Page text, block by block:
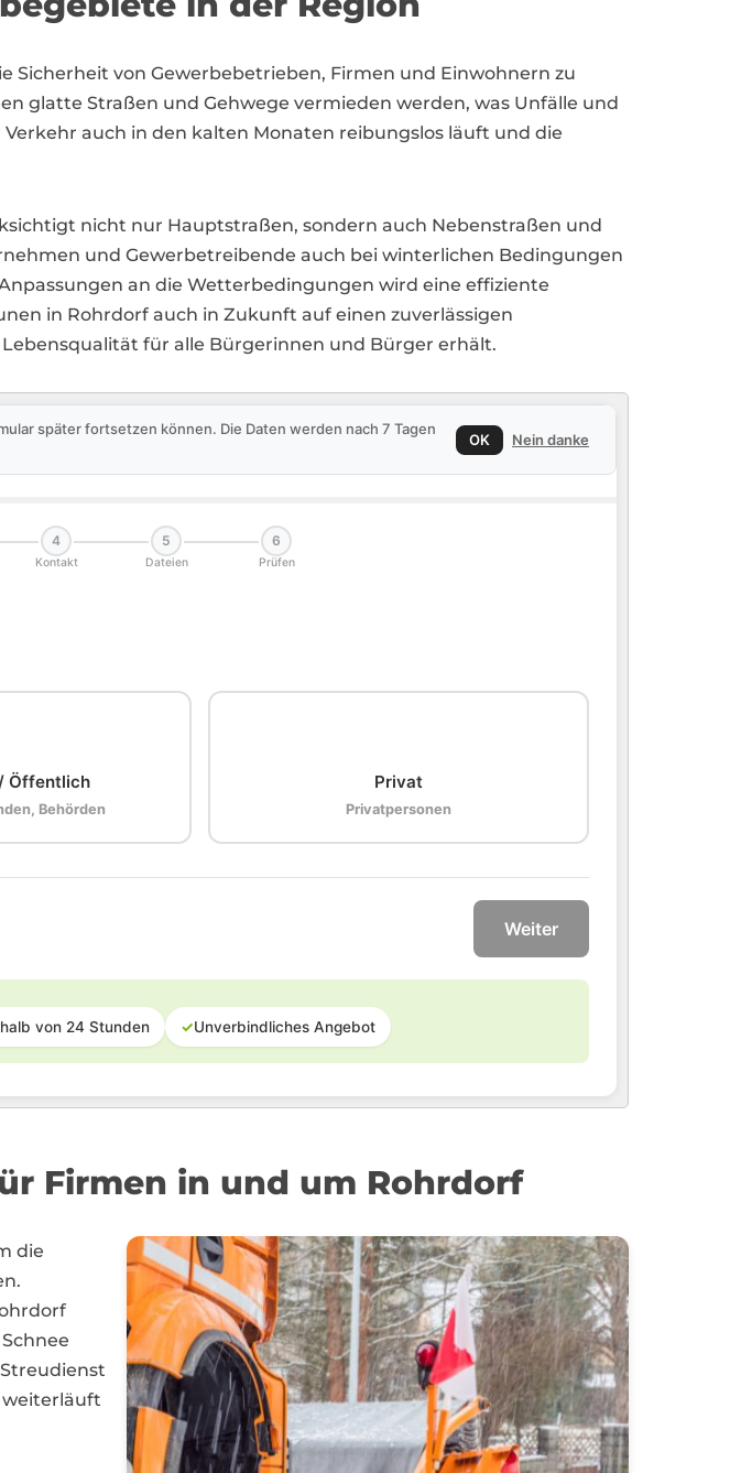
von Gewerbebetrieben, Firmen und Einwohnern zu
glatte Straßen und Gehwege vermieden werden, was Unfälle und
auch in den kalten Monaten reibungslos läuft und die
nicht nur Hauptstraßen, sondern auch Nebenstraßen und
und Gewerbetreibende auch bei winterlichen Bedingungen
an die Wetterbedingungen wird eine effiziente
in Rohrdorf auch in Zukunft auf einen zuverlässigen
für alle Bürgerinnen und Bürger erhält.
später fortsetzen können. Die Daten werden nach 7 Tagen
OK Nein danke
4
Kontakt
5
Dateien
6
Prüfen
Öffentlich
Behörden
Privat
Privatpersonen
Weiter
von 24 Stunden ✓Unverbindliches Angebot
Firmen in und um Rohrdorf
die
weiterläuft